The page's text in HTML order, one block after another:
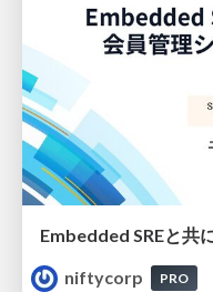
niftycorp
PRO